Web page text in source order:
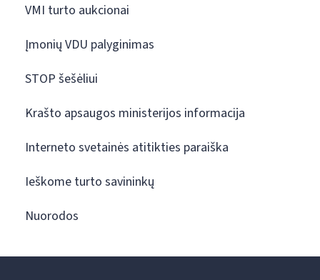
VMI turto aukcionai
Įmonių VDU palyginimas
STOP šešėliui
Krašto apsaugos ministerijos informacija
Interneto svetainės atitikties paraiška
Ieškome turto savininkų
Nuorodos